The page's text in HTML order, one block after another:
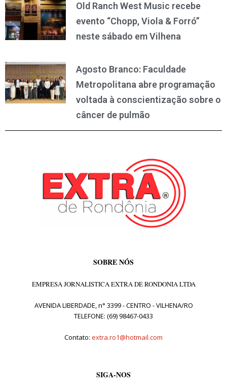
Old Ranch West Music recebe
evento “Chopp, Viola & Forró”
neste sábado em Vilhena
Agosto Branco: Faculdade
Metropolitana abre programação
voltada à conscientização sobre o
câncer de pulmão
SOBRE NÓS
EMPRESA JORNALISTICA EXTRA DE RONDONIA LTDA
AVENIDA LIBERDADE, n° 3399 - CENTRO - VILHENA/RO
TELEFONE: (69) 98467-0433
Contato: extra.ro1@hotmail.com
SIGA-NOS